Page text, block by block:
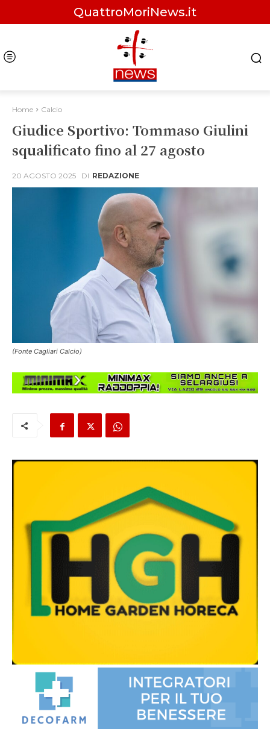
QuattroMoriNews.it
Home Calcio
Giudice Sportivo: Tommaso Giulini
squalificato fino al 27 agosto
20 AGOSTO 2025 DI REDAZIONE
(Fonte Cagliari Calcio)